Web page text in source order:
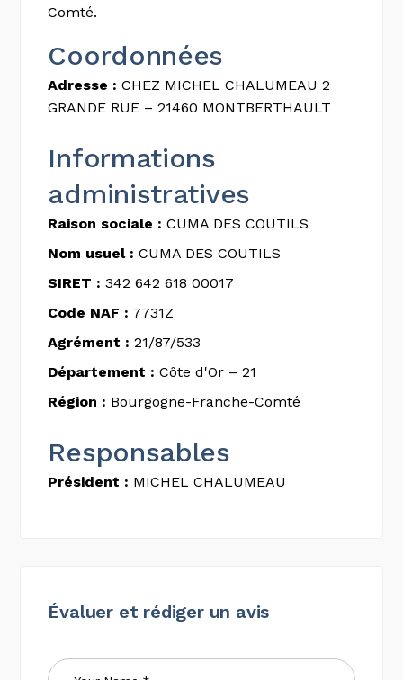
Comté.
Coordonnées
Adresse : CHEZ MICHEL CHALUMEAU 2
GRANDE RUE – 21460 MONTBERTHAULT
Informations
administratives
Raison sociale : CUMA DES COUTILS
Nom usuel : CUMA DES COUTILS
SIRET : 342 642 618 00017
Code NAF : 7731Z
Agrément : 21/87/533
Département : Côte d'Or – 21
Région : Bourgogne-Franche-Comté
Responsables
Président : MICHEL CHALUMEAU
Évaluer et rédiger un avis